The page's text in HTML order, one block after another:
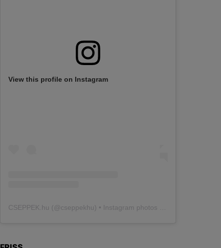
View this profile on Instagram
CSEPPEK.hu (@cseppekhu ) • Instagram photos and videos